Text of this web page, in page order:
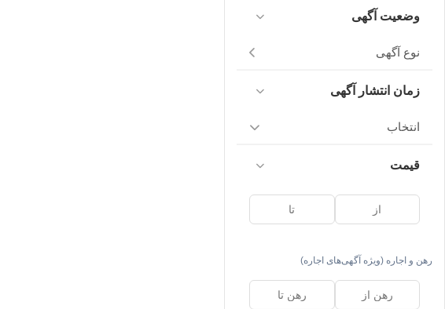
وضعیت آگهی
نوع آگهی
زمان انتشار آگهی
انتخاب
قیمت
رهن و اجاره (ویژه آگهی‌های اجاره)